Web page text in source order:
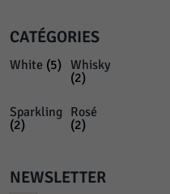
CATÉGORIES
White (5) Whisky
(2)
Sparkling
(2)
Rosé
(2)
NEWSLETTER